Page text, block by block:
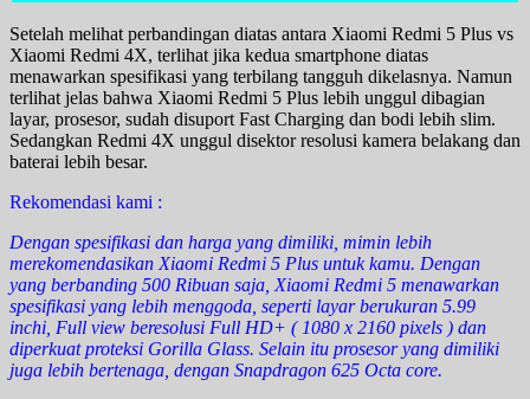
Setelah melihat perbandingan diatas antara Xiaomi Redmi 5 Plus vs
Xiaomi Redmi 4X, terlihat jika kedua smartphone diatas
menawarkan spesifikasi yang terbilang tangguh dikelasnya. Namun
terlihat jelas bahwa Xiaomi Redmi 5 Plus lebih unggul dibagian
layar, prosesor, sudah disuport Fast Charging dan bodi lebih slim.
Sedangkan Redmi 4X unggul disektor resolusi kamera belakang dan
baterai lebih besar.
Rekomendasi kami :
Dengan spesifikasi dan harga yang dimiliki, mimin lebih
merekomendasikan Xiaomi Redmi 5 Plus untuk kamu. Dengan
yang berbanding 500 Ribuan saja, Xiaomi Redmi 5 menawarkan
spesifikasi yang lebih menggoda, seperti layar berukuran 5.99
inchi, Full view beresolusi Full HD+ ( 1080 x 2160 pixels ) dan
diperkuat proteksi Gorilla Glass. Selain itu prosesor yang dimiliki
juga lebih bertenaga, dengan Snapdragon 625 Octa core.